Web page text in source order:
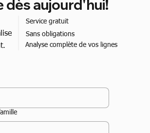
dès aujourd'hui!
Service gratuit
Sans obligations
Analyse complète de vos lignes